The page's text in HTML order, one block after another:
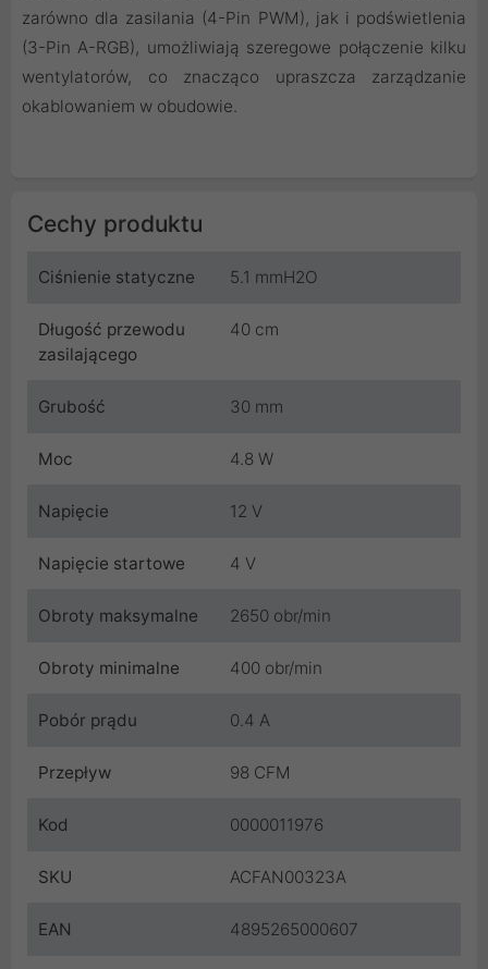
zarówno dla zasilania (4-Pin PWM), jak i podświetlenia
(3-Pin A-RGB), umożliwiają szeregowe połączenie kilku
wentylatorów, co znacząco upraszcza zarządzanie
okablowaniem w obudowie.
Cechy produktu
Ciśnienie statyczne 5.1 mmH2O
Długość przewodu
zasilającego
40 cm
Grubość 30 mm
Moc 4.8 W
Napięcie 12 V
Napięcie startowe 4 V
Obroty maksymalne 2650 obr/min
Obroty minimalne 400 obr/min
Pobór prądu 0.4 A
Przepływ 98 CFM
Kod 0000011976
SKU ACFAN00323A
EAN 4895265000607